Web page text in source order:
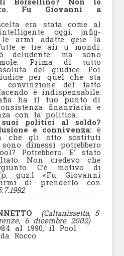
Fu Giovanni a
era stata come al
oggi, jnfig-
le armi adatte geie la
e tre air u mondi.
deludente: ma sono
Prima di tutto
del giudice. Poi
per quel che sta
convinzione del fatto
è indispensabile.
ha il tuo punto di
finanziaria e
con la politica.
politici al soldo?
e connivenza:è
che gli otto sostituti
dimessi potrebbero
Potrebbero. E’ stato
Non credevo che
C’è motivo di
guz.l «Fu Giovanni
di prenderlo con
(Caltanissetta, 5
6 dicembre 2002)
al 1990, il Pool
Rocco